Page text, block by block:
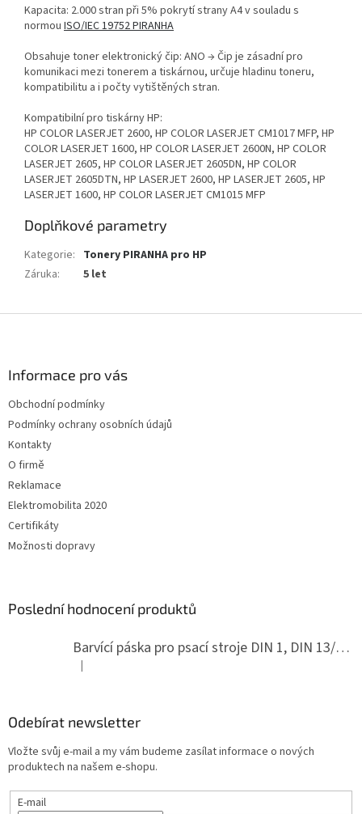
Kapacita: 2.000 stran při 5% pokrytí strany A4 v souladu s
normou ISO/IEC 19752 PIRANHA
Obsahuje toner elektronický čip: ANO → Čip je zásadní pro
komunikaci mezi tonerem a tiskárnou, určuje hladinu toneru,
kompatibilitu a i počty vytištěných stran.
Kompatibilní pro tiskárny HP:
HP COLOR LASERJET 2600, HP COLOR LASERJET CM1017 MFP, HP
COLOR LASERJET 1600, HP COLOR LASERJET 2600N, HP COLOR
LASERJET 2605, HP COLOR LASERJET 2605DN, HP COLOR
LASERJET 2605DTN, HP LASERJET 2600, HP LASERJET 2605, HP
LASERJET 1600, HP COLOR LASERJET CM1015 MFP
Doplňkové parametry
Kategorie: Tonery PIRANHA pro HP
Záruka: 5 let
Informace pro vás
Obchodní podmínky
Podmínky ochrany osobních údajů
Kontakty
O firmě
Reklamace
Elektromobilita 2020
Certifikáty
Možnosti dopravy
Poslední hodnocení produktů
Barvící páska pro psací stroje DIN 1, DIN 13/10, LAND, PA červenočerná
Hodnocení produktu je 5 z 5 hvězdiček.
|
Odebírat newsletter
Vložte svůj e-mail a my vám budeme zasílat informace o nových
produktech na našem e-shopu.
E-mail